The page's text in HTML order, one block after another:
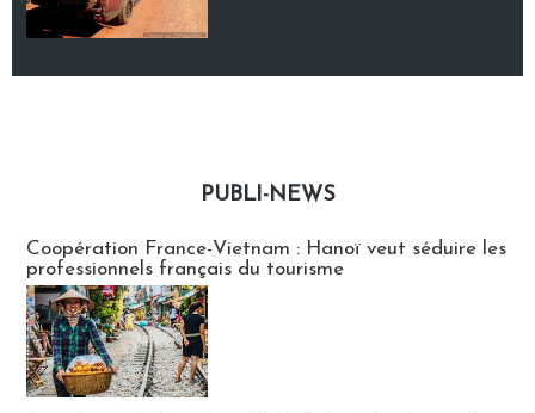
PUBLI-NEWS
Coopération France-Vietnam : Hanoï veut séduire les
professionnels français du tourisme